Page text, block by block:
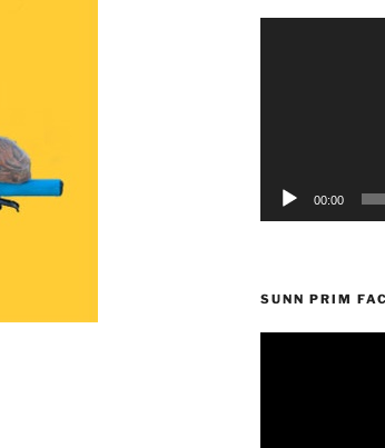
00:00
SUNN PRIM